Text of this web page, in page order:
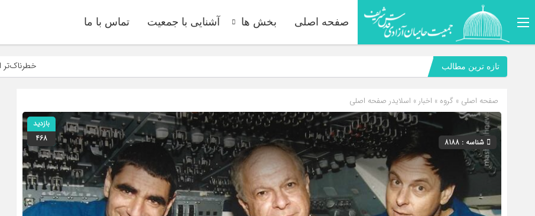
صفحه اصلی بخش ها آشنایی با جمعیت تماس با ما
تازه ترین مطالب خطرناک‌تر از ناو، آن
صفحه اصلی » گروه » اخبار » اسلایدر صفحه اصلی
شناسه : 8188
بازدید
468